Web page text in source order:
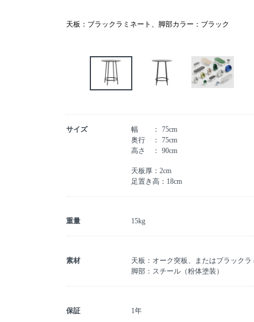
天板：ブラックラミネート、脚部カラー：ブラック
サイズ 幅
75cm
奥行
75cm
高さ
90cm
天板厚：2cm
足置き高：18cm
重量 15kg
素材
天板：オーク突板、またはブラックラ
脚部：スチール（粉体塗装）
保証 1年